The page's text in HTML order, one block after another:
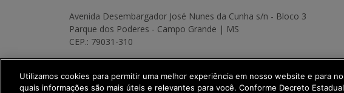
Avenida Desembargador José Nunes da Cunha s/n - Bloco 3
Parque dos Poderes - Campo Grande | MS
CEP.: 79031-310
SETDIG | Secretaria-Executiva de Transformação Digital
Utilizamos cookies para permitir uma melhor experiência em nosso website e para
quais informações são mais úteis e relevantes para você. Conforme Decreto